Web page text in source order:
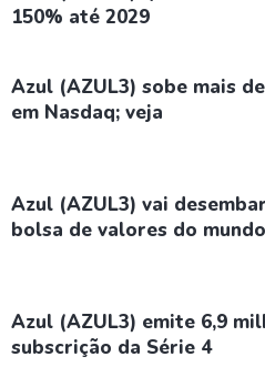
150% até 2029
Azul (AZUL3) sobe mais
em Nasdaq; veja
Azul (AZUL3) vai
bolsa de valores do mundo
Azul (AZUL3) emite 6,9
subscrição da Série 4